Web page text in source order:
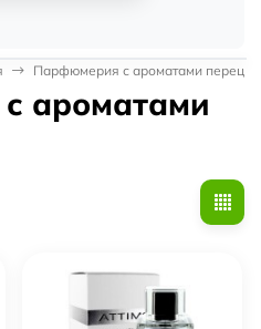
Парфюмерия с ароматами перец
ароматами